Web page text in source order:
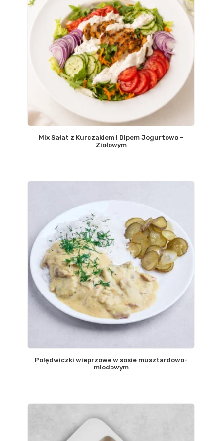
Mix Sałat z Kurczakiem i Dipem Jogurtowo –
Ziołowym
Polędwiczki wieprzowe w sosie musztardowo-
miodowym